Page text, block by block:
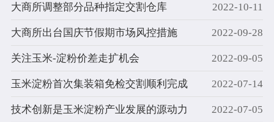
大商所调整部分品种指定交割仓库 2022-10-11
大商所出台国庆节假期市场风控措施 2022-09-28
关注玉米-淀粉价差走扩机会 2022-09-05
玉米淀粉首次集装箱免检交割顺利完成 2022-07-14
技术创新是玉米淀粉产业发展的源动力 2022-07-05